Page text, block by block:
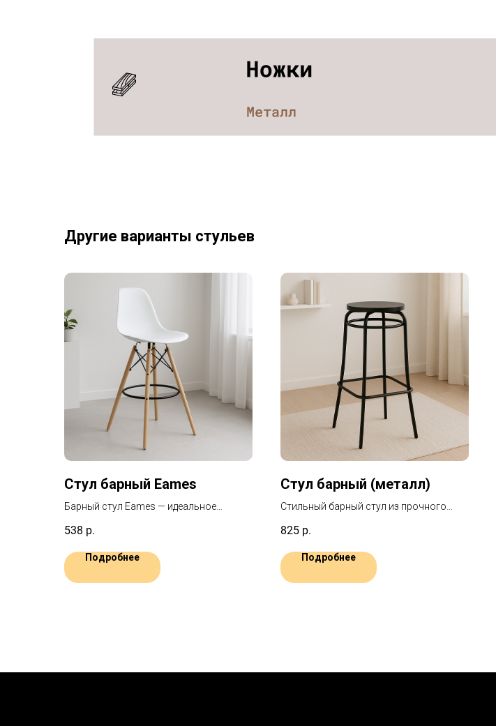
Другие варианты стульев
Стул барный Eames
Барный стул Eames — идеальное
банкета до торжественного вечера. Его
эргономичное пластиковое сиденье
обеспечивает исключительный
комфорт.
538 р.
Подробнее
Стул барный (металл)
Стильный барный стул из прочного
любых выездных мероприятий.
Лаконичный дизайн гармонично
впишется в любой интерьер.
825 р.
Подробнее